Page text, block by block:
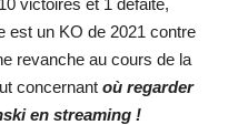
victoires et 1 défaite,
est un KO de 2021 contre
revanche au cours de la
concernant où regarder
en streaming !